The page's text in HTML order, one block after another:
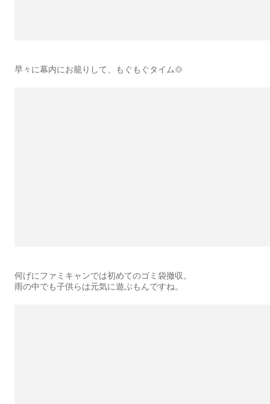
早々に幕内にお籠りして、もぐもぐタイム🍲
何げにファミキャンでは初めてのゴミ袋撤収。
雨の中でも子供らは元気に遊ぶもんですね。